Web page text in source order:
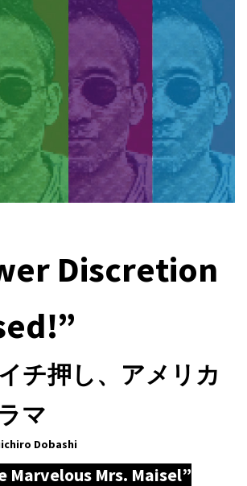
Discretion
チ押し、アメリカ
マ
Dobashi
Marvelous Mrs. Maisel”